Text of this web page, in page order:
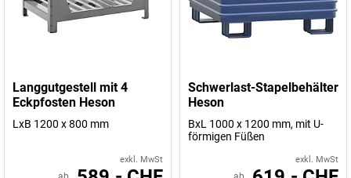
Langgutgestell mit 4
Eckpfosten Heson
LxB 1200 x 800 mm
exkl. MwSt
Schwerlast-Stapelbehälter
Heson
BxL 1000 x 1200 mm, mit U-
förmigen Füßen
exkl. MwSt